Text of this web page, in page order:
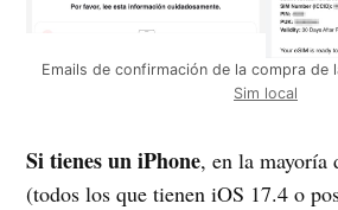
Emails de confirmación de la compra de
Sim local
Si tienes un iPhone, en la mayoría
(todos los que tienen iOS 17.4 o